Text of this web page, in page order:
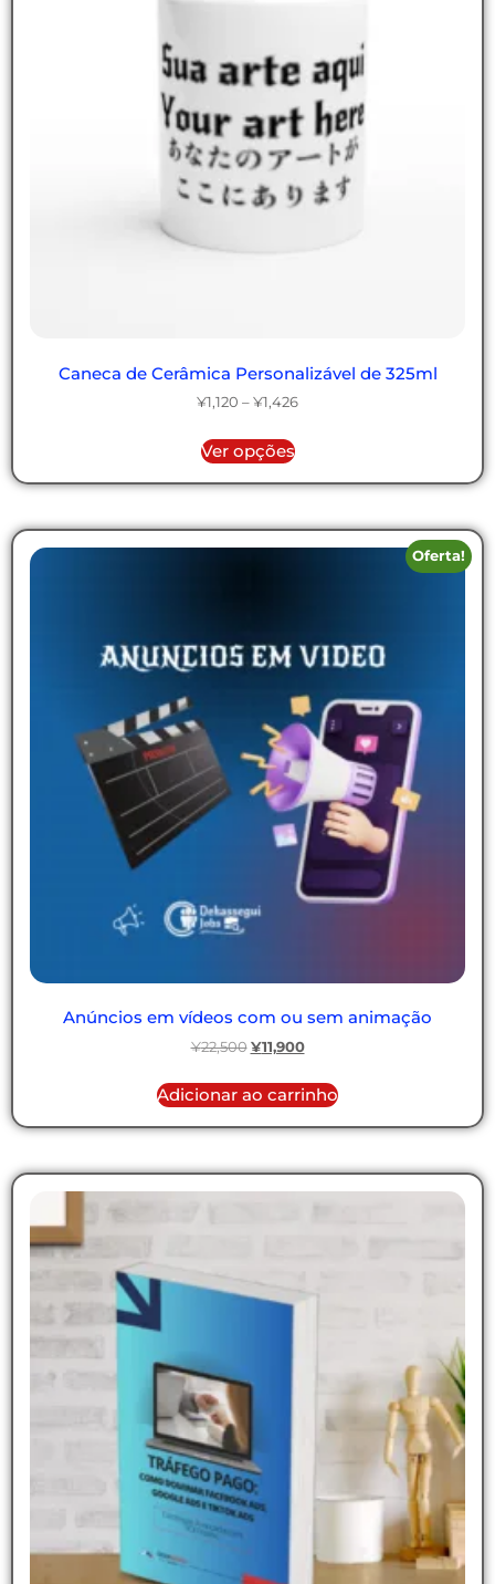
Caneca de Cerâmica Personalizável de 325ml
¥1,120 – ¥1,426
Ver opções
Oferta!
Anúncios em vídeos com ou sem animação
¥22,500 ¥11,900
Adicionar ao carrinho